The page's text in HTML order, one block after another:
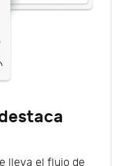
lleva el flujo de